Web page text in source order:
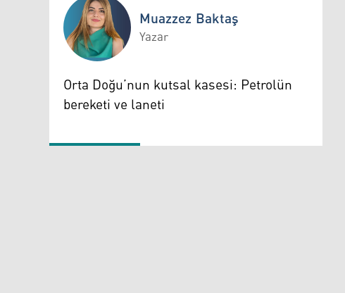
Muazzez Baktaş
Muazzez Baktaş
Yazar
Orta Doğu’nun kutsal kasesi: Petrolün
bereketi ve laneti